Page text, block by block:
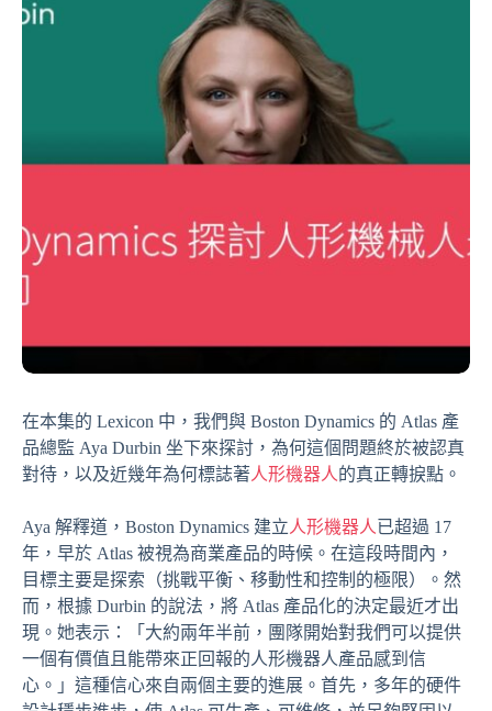
在本集的 Lexicon 中，我們與 Boston Dynamics 的 Atlas 產
品總監 Aya Durbin 坐下來探討，為何這個問題終於被認真
對待，以及近幾年為何標誌著人形機器人的真正轉捩點。
Aya 解釋道，Boston Dynamics 建立人形機器人 已超過 17
年，早於 Atlas 被視為商業產品的時候。在這段時間內，
目標主要是探索（挑戰平衡、移動性和控制的極限）。然
而，根據 Durbin 的說法，將 Atlas 產品化的決定最近才出
現。她表示：「大約兩年半前，團隊開始對我們可以提供
一個有價值且能帶來正回報的人形機器人產品感到信
心。」這種信心來自兩個主要的進展。首先，多年的硬件